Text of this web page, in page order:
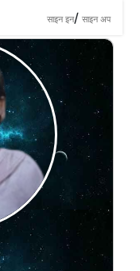
साइन इन/ साइन अप